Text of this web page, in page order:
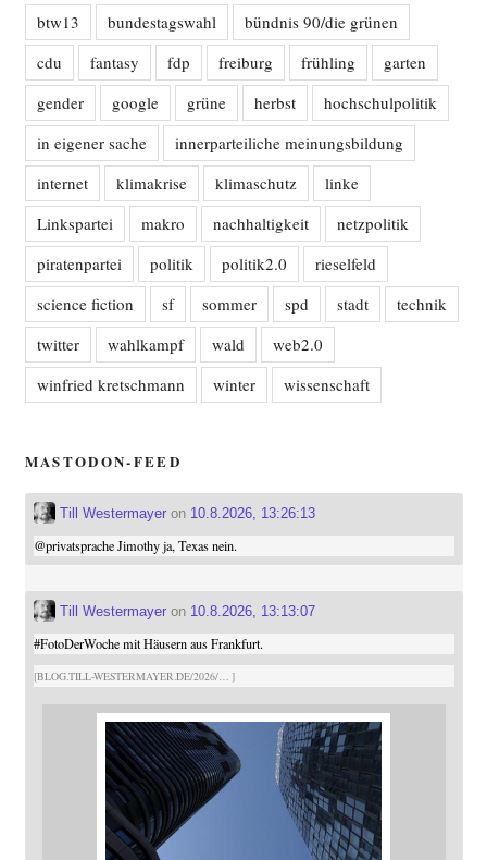
btw13
bundestagswahl
bündnis 90/die grünen
cdu
fantasy fdp freiburg frühling
garten
gender
google grüne herbst
hochschulpolitik
in eigener sache
innerparteiliche meinungsbildung
internet
klimakrise klimaschutz
linke
Linkspartei
makro nachhaltigkeit
netzpolitik
piratenpartei
politik politik2.0
rieselfeld
science fiction
sf sommer spd stadt
technik
twitter
wahlkampf wald
web2.0
winfried kretschmann
winter wissenschaft
MASTODON-FEED
Till Westermayeron 10.8.2026, 13:26:13
@privatspracheJimothy ja, Texas nein.
Till Westermayeron 10.8.2026, 13:13:07
#FotoDerWochemit Häusern aus Frankfurt.
BLOG.TILL-WESTERMAYER.DE/2026/